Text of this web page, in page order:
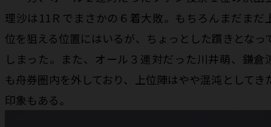
理沙は11Ｒでまさかの６着大敗。もちろんまだまだ
位を狙える位置にはいるが、ちょっとした躓きとなっ
しまった。また、オール３連対だった川井萌、鎌倉
も舟券圏内を外しており、上位陣はやや混沌としてき
印象もある。